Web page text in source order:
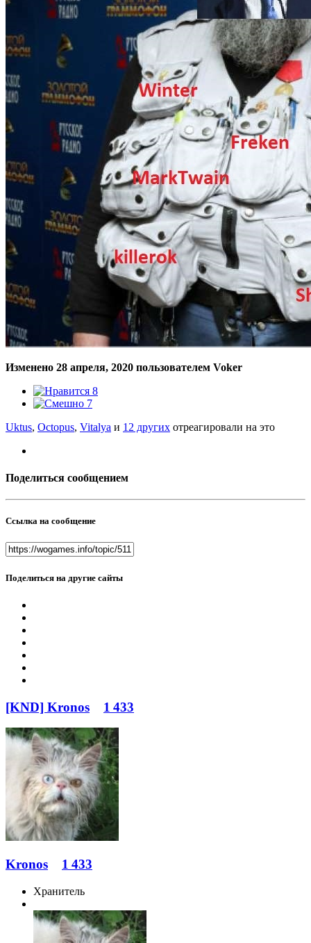
Изменено 28 апреля, 2020 пользователем Voker
8
7
Uktus, Octopus, Vitalya и 12 других отреагировали на это
Поделиться сообщением
Ссылка на сообщение
Поделиться на другие сайты
[KND] Kronos 1 433
Kronos 1 433
Хранитель